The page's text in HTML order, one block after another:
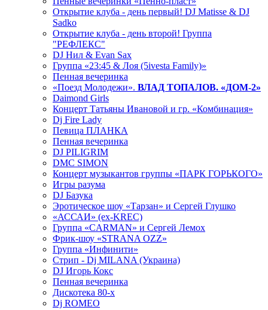
Открытие клуба - день первый! DJ Matisse & DJ
Sadko
Открытие клуба - день второй! Группа
"РЕФЛЕКС"
DJ Нил & Evan Sax
Группа «23:45 & Лоя (5ivesta Family)»
Пенная вечеринка
«Поезд Молодежи». ВЛАД ТОПАЛОВ. «ДОМ-2»
Daimond Girls
Концерт Татьяны Ивановой и гр. «Комбинация»
Dj Fire Lady
Певица ПЛАНКА
Пенная вечеринка
DJ PILIGRIM
DMC SIMON
Концерт музыкантов группы «ПАРК ГОРЬКОГО»
Игры разума
DJ Базука
Эротическое шоу «Тарзан» и Сергей Глушко
«АССАИ» (ex-KREC)
Группа «CARMAN» и Сергей Лемох
Фрик-шоу «STRANA OZZ»
Группа «Инфинити»
Стрип - Dj MILANA (Украина)
DJ Игорь Кокс
Пенная вечеринка
Дискотека 80-х
Dj ROMEO